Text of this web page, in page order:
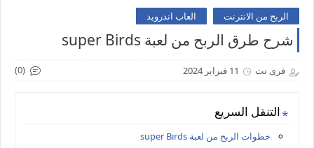
الربح من الانترنت العاب اندرويد
شرح طرق الربح من لعبة super Birds
فرى نت 11 فبراير 2024 (0)
التنقل السريع
خطوات الربح من لعبة super Birds